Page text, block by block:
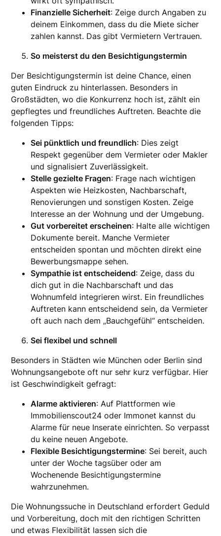
Finanzielle Sicherheit: Zeige durch Angaben zu
deinem Einkommen, dass du die Miete sicher
zahlen kannst. Das gibt Vermietern Vertrauen.
So meisterst du den Besichtigungstermin
Der Besichtigungstermin ist deine Chance, einen
guten Eindruck zu hinterlassen. Besonders in
Großstädten, wo die Konkurrenz hoch ist, zählt ein
gepflegtes und freundliches Auftreten. Beachte die
folgenden Tipps:
Sei pünktlich und freundlich: Dies zeigt
Respekt gegenüber dem Vermieter oder Makler
und signalisiert Zuverlässigkeit.
Stelle gezielte Fragen: Frage nach wichtigen
Aspekten wie Heizkosten, Nachbarschaft,
Renovierungen und sonstigen Kosten. Zeige
Interesse an der Wohnung und der Umgebung.
Gut vorbereitet erscheinen: Halte alle wichtigen
Dokumente bereit. Manche Vermieter
entscheiden spontan und möchten direkt eine
Bewerbungsmappe sehen.
Sympathie ist entscheidend: Zeige, dass du
dich gut in die Nachbarschaft und das
Wohnumfeld integrieren wirst. Ein freundliches
Auftreten kann entscheidend sein, da Vermieter
oft auch nach dem „Bauchgefühl“ entscheiden.
Sei flexibel und schnell
Besonders in Städten wie München oder Berlin sind
Wohnungsangebote oft nur sehr kurz verfügbar. Hier
ist Geschwindigkeit gefragt:
Alarme aktivieren: Auf Plattformen wie
Immobilienscout24 oder Immonet kannst du
Alarme für neue Inserate einrichten. So verpasst
du keine neuen Angebote.
Flexible Besichtigungstermine: Sei bereit, auch
unter der Woche tagsüber oder am
Wochenende Besichtigungstermine
wahrzunehmen.
Die Wohnungssuche in Deutschland erfordert Geduld
und Vorbereitung, doch mit den richtigen Schritten
und etwas Flexibilität lassen sich die